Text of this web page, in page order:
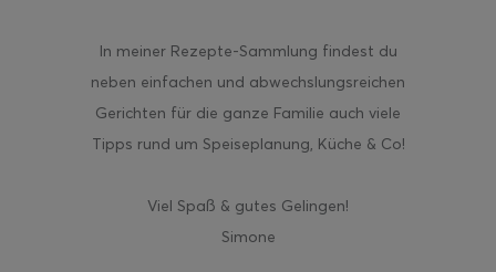
In meiner Rezepte-Sammlung findest du
neben einfachen und abwechslungsreichen
Gerichten für die ganze Familie auch viele
Tipps rund um Speiseplanung, Küche & Co!
Viel Spaß & gutes Gelingen!
Simone